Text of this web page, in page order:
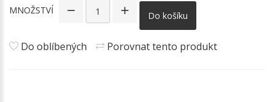
MNOŽSTVÍ Do košíku
Do oblíbených Porovnat tento produkt